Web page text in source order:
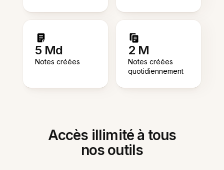
5 Md
Notes créées
2 M
Notes créées
quotidiennement
Accès illimité à tous
nos outils